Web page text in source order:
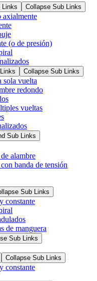
Links Collapse Sub Links
axialmente
(o de presión)
Collapse Sub Links
sola vuelta
redondo
vueltas
Sub Links
alambre
banda de tensión
Sub Links
constante
de manguera
Sub Links
Collapse Sub Links
constante